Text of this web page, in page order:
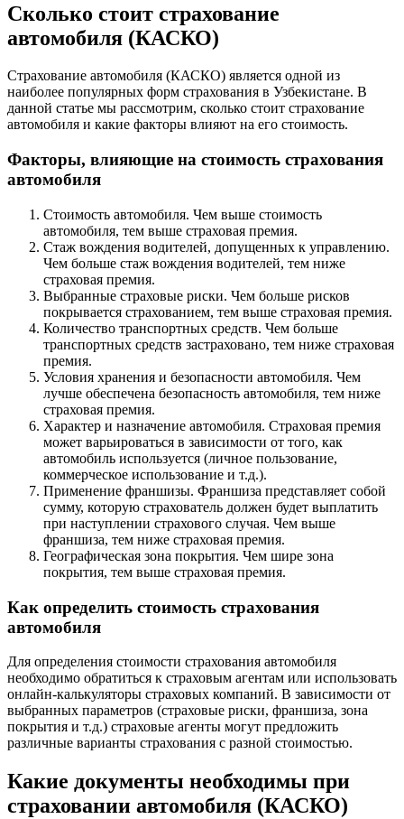
Сколько стоит страхование
автомобиля (КАСКО)
Страхование автомобиля (КАСКО) является одной из
наиболее популярных форм страхования в Узбекистане. В
данной статье мы рассмотрим, сколько стоит страхование
автомобиля и какие факторы влияют на его стоимость.
Факторы, влияющие на стоимость страхования
автомобиля
Стоимость автомобиля. Чем выше стоимость
автомобиля, тем выше страховая премия.
Стаж вождения водителей, допущенных к управлению.
Чем больше стаж вождения водителей, тем ниже
страховая премия.
Выбранные страховые риски. Чем больше рисков
покрывается страхованием, тем выше страховая премия.
Количество транспортных средств. Чем больше
транспортных средств застраховано, тем ниже страховая
премия.
Условия хранения и безопасности автомобиля. Чем
лучше обеспечена безопасность автомобиля, тем ниже
страховая премия.
Характер и назначение автомобиля. Страховая премия
может варьироваться в зависимости от того, как
автомобиль используется (личное пользование,
коммерческое использование и т.д.).
Применение франшизы. Франшиза представляет собой
сумму, которую страхователь должен будет выплатить
при наступлении страхового случая. Чем выше
франшиза, тем ниже страховая премия.
Географическая зона покрытия. Чем шире зона
покрытия, тем выше страховая премия.
Как определить стоимость страхования
автомобиля
Для определения стоимости страхования автомобиля
необходимо обратиться к страховым агентам или использовать
онлайн-калькуляторы страховых компаний. В зависимости от
выбранных параметров (страховые риски, франшиза, зона
покрытия и т.д.) страховые агенты могут предложить
различные варианты страхования с разной стоимостью.
Какие документы необходимы при
страховании автомобиля (КАСКО)